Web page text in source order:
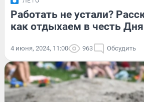
Работать не устали?
как отдыхаем в честь
4 июня, 2024, 11:00 963 Обсудить